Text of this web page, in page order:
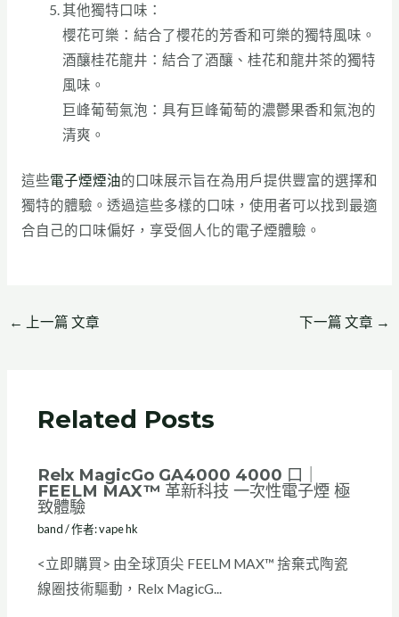
其他獨特口味：
櫻花可樂：結合了櫻花的芳香和可樂的獨特風味。
酒釀桂花龍井：結合了酒釀、桂花和龍井茶的獨特
風味。
巨峰葡萄氣泡：具有巨峰葡萄的濃鬱果香和氣泡的
清爽。
這些電子煙煙油的口味展示旨在為用戶提供豐富的選擇和
獨特的體驗。透過這些多樣的口味，使用者可以找到最適
合自己的口味偏好，享受個人化的電子煙體驗。
← 上一篇 文章 下一篇 文章 →
Related Posts
Relx MagicGo GA4000 4000 口｜
FEELM MAX™ 革新科技 一次性電子煙 極
致體驗
band/ 作者:vape hk
<立即購買> 由全球頂尖 FEELM MAX™ 捨棄式陶瓷
線圈技術驅動，Relx MagicG...